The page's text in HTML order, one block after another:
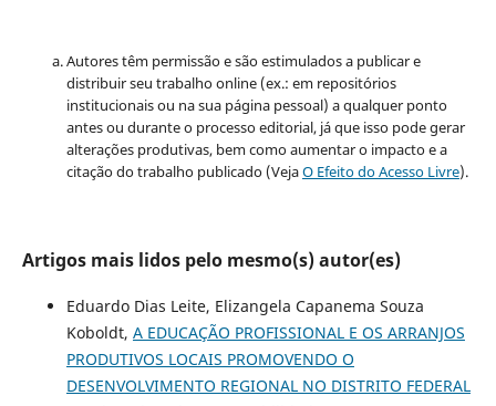
Autores têm permissão e são estimulados a publicar e
distribuir seu trabalho online (ex.: em repositórios
institucionais ou na sua página pessoal) a qualquer ponto
antes ou durante o processo editorial, já que isso pode gerar
alterações produtivas, bem como aumentar o impacto e a
citação do trabalho publicado (VejaO Efeito do Acesso Livre).
Artigos mais lidos pelo mesmo(s) autor(es)
Eduardo Dias Leite, Elizangela Capanema Souza
Koboldt, A EDUCAÇÃO PROFISSIONAL E OS ARRANJOS
PRODUTIVOS LOCAIS PROMOVENDO O
DESENVOLVIMENTO REGIONAL NO DISTRITO FEDERAL